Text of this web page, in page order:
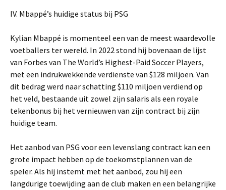
IV. Mbappé’s huidige status bij PSG
Kylian Mbappé is momenteel een van de meest waardevolle
voetballers ter wereld. In 2022 stond hij bovenaan de lijst
van Forbes van The World’s Highest-Paid Soccer Players,
met een indrukwekkende verdienste van $128 miljoen. Van
dit bedrag werd naar schatting $110 miljoen verdiend op
het veld, bestaande uit zowel zijn salaris als een royale
tekenbonus bij het vernieuwen van zijn contract bij zijn
huidige team.
Het aanbod van PSG voor een levenslang contract kan een
grote impact hebben op de toekomstplannen van de
speler. Als hij instemt met het aanbod, zou hij een
langdurige toewijding aan de club maken en een belangrijke